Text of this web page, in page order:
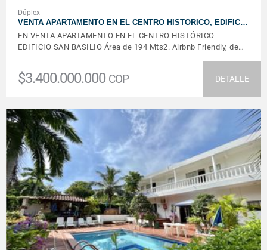
Dúplex
VENTA APARTAMENTO EN EL CENTRO HISTÓRICO, EDIFIC…
EN VENTA APARTAMENTO EN EL CENTRO HISTÓRICO
EDIFICIO SAN BASILIO Área de 194 Mts2. Airbnb Friendly, de…
$3.400.000.000 COP DETALLE
VER DETALLES